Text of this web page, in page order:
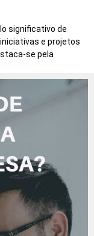
significativo de
e projetos
se pela